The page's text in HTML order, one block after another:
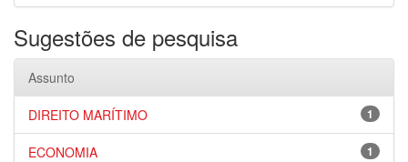
Sugestões de pesquisa
Assunto
1
DIREITO MARÍTIMO
1
ECONOMIA